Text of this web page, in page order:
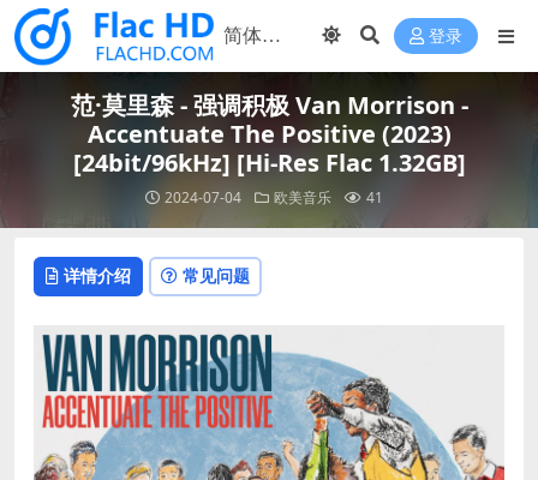
登录
范·莫里森 - 强调积极 Van Morrison -
Accentuate The Positive (2023)
[24bit/96kHz] [Hi-Res Flac 1.32GB]
2024-07-04 欧美音乐 41
详情介绍 常见问题